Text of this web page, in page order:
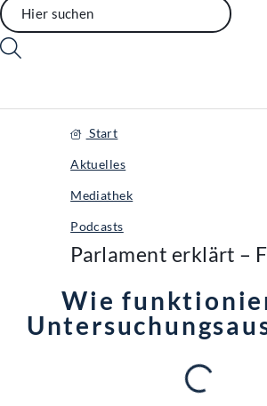
Start
Aktuelles
Mediathek
Podcasts
Parlament erklärt –
Wie